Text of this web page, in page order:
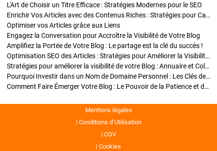
L'Art de Choisir un Titre Efficace : Stratégies Modernes pour le SEO
Enrichir Vos Articles avec des Contenus Riches : Stratégies pour Captiver et Optimiser
Optimiser vos Articles grâce aux Liens
Engagez la Conversation pour Accroître la Visibilité de Votre Blog
Amplifiez la Portée de Votre Blog : Le partage est la clé du succès !
Optimisation SEO des Articles : Stratégies pour Améliorer la Visibilité de Votre Blog
Stratégies pour améliorer la visibilité de votre Blog : Annuaire et Collaborations
Pourquoi Investir dans un Nom de Domaine Personnel : Les Clés de la Réussite de Votre Blog
Comment Faire Émerger Votre Blog : Le Pouvoir de la Patience et de la Persévérance
Mentions légales
Conditions d’Utilisation
CGV
Cookies